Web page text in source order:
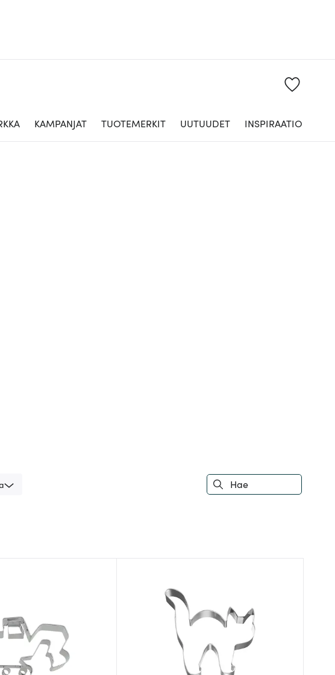
KAMPANJAT TUOTEMERKIT UUTUUDET INSPIRAATIO